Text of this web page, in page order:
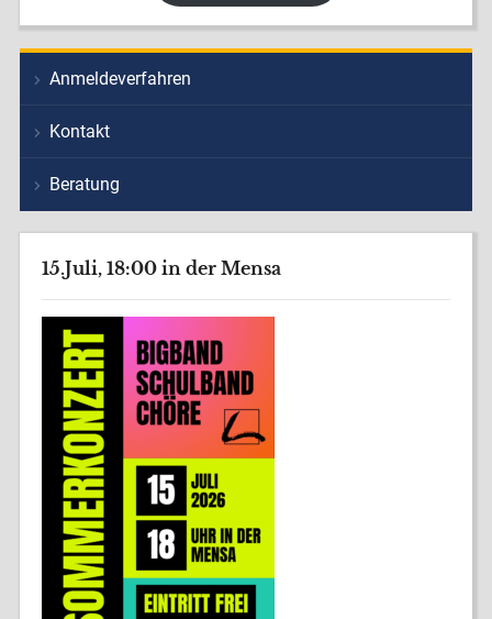
Anmeldeverfahren
Kontakt
Beratung
15.Juli, 18:00 in der Mensa